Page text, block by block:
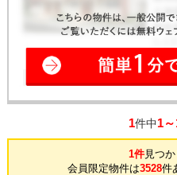
1件中1
1件見つか
会員限定物件は3528件